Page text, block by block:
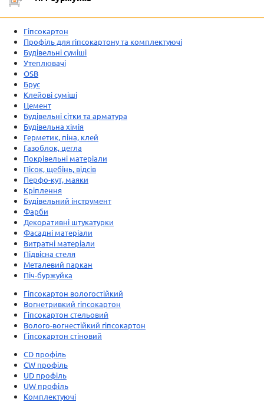
Гіпсокартон
Профіль для гіпсокартону та комплектуючі
Будівельні суміші
Утеплювачі
OSB
Брус
Клейові суміші
Цемент
Будівельні сітки та арматура
Будівельна хімія
Герметик, піна, клей
Газоблок, цегла
Покрівельні матеріали
Пісок, щебінь, відсів
Перфо-кут, маяки
Кріплення
Будівельний інструмент
Фарби
Декоративні штукатурки
Фасадні матеріали
Витратні матеріали
Підвісна стеля
Металевий паркан
Піч-буржуйка
Гіпсокартон вологостійкий
Вогнетривкий гіпсокартон
Гіпсокартон стельовий
Волого-вогнестійкий гіпсокартон
Гіпсокартон стіновий
CD профіль
CW профіль
UD профіль
UW профіль
Комплектуючі